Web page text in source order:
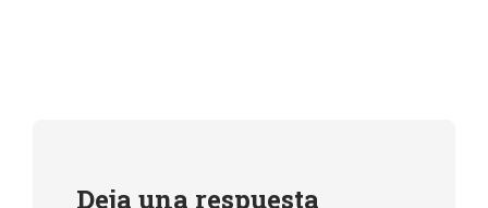
Deja una respuesta